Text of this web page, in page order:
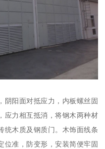
阴阳面对抵应力，内板螺丝固
应力相互抵消，将钢木两种材
统木质及钢质门。木饰面线条
位准，防变形，安装简便牢固